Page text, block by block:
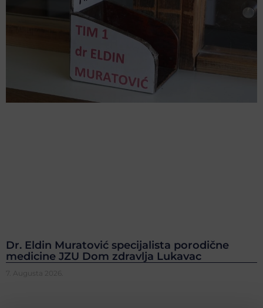
Dr. Eldin Muratović specijalista porodične
medicine JZU Dom zdravlja Lukavac
7. Augusta 2026.